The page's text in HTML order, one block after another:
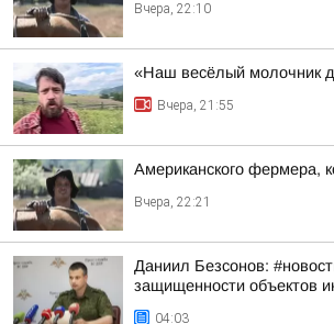
Вчера, 22:10
«Наш весёлый молочник
Вчера, 21:55
Американского фермера,
Вчера, 22:21
Даниил Безсонов:
защищенности объектов
04:03